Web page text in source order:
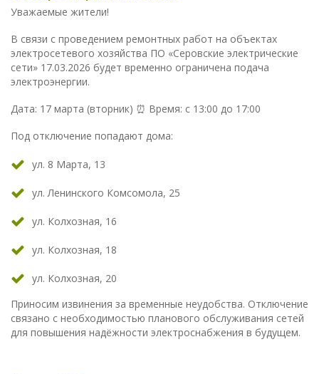
Уважаемые жители!
В связи с проведением ремонтных работ на объектах
электросетевого хозяйства ПО «Серовские электрические
сети» 17.03.2026 будет временно ограничена подача
электроэнергии.
Дата: 17 марта (вторник) ⏰ Время: с 13:00 до 17:00
Под отключение попадают дома:
ул. 8 Марта, 13
ул. Ленинского Комсомола, 25
ул. Колхозная, 16
ул. Колхозная, 18
ул. Колхозная, 20
Приносим извинения за временные неудобства. Отключение
связано с необходимостью планового обслуживания сетей
для повышения надёжности электроснабжения в будущем.